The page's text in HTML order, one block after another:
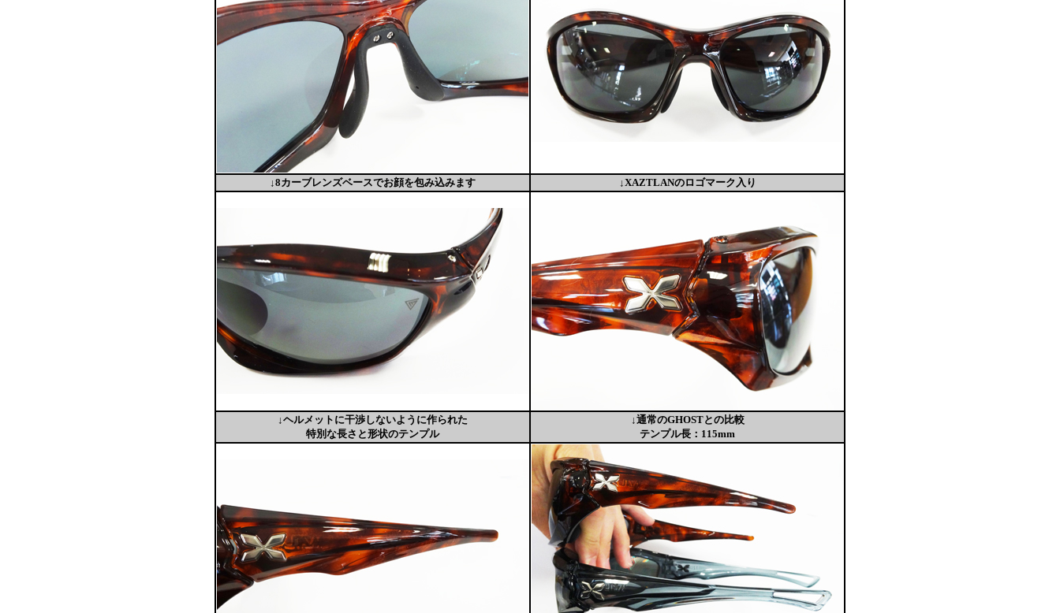
↓8カーブレンズベースでお顔を包み込みます ↓XAZTLANのロゴマーク入り
↓ヘルメットに干渉しないように作られた
特別な長さと形状のテンプル
↓通常のGHOSTとの比較
テンプル長：115mm